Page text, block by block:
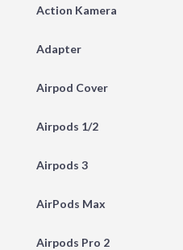
Action Kamera
Adapter
Airpod Cover
Airpods 1/2
Airpods 3
AirPods Max
Airpods Pro 2